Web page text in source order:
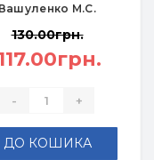
Вашуленко М.С.
130.00грн.
- +
ДО КОШИКА